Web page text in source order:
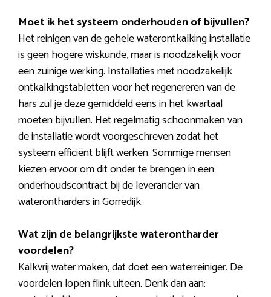
Moet ik het systeem onderhouden of bijvullen?
Het reinigen van de gehele waterontkalking installatie
is geen hogere wiskunde, maar is noodzakelijk voor
een zuinige werking. Installaties met noodzakelijk
ontkalkingstabletten voor het regenereren van de
hars zul je deze gemiddeld eens in het kwartaal
moeten bijvullen. Het regelmatig schoonmaken van
de installatie wordt voorgeschreven zodat het
systeem efficiënt blijft werken. Sommige mensen
kiezen ervoor om dit onder te brengen in een
onderhoudscontract bij de leverancier van
waterontharders in Gorredijk.
Wat zijn de belangrijkste waterontharder
voordelen?
Kalkvrij water maken, dat doet een waterreiniger. De
voordelen lopen flink uiteen. Denk dan aan: